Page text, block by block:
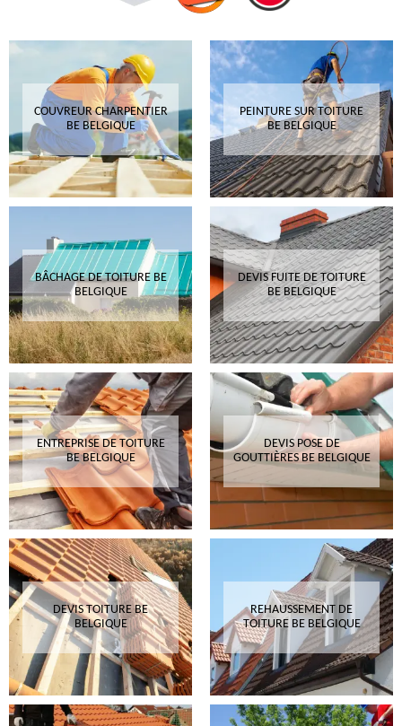
COUVREUR CHARPENTIER
BE BELGIQUE
PEINTURE SUR TOITURE
BE BELGIQUE
BÂCHAGE DE TOITURE BE
BELGIQUE
DEVIS FUITE DE TOITURE
BE BELGIQUE
ENTREPRISE DE TOITURE
BE BELGIQUE
DEVIS POSE DE
GOUTTIÈRES BE BELGIQUE
DEVIS TOITURE BE
BELGIQUE
REHAUSSEMENT DE
TOITURE BE BELGIQUE